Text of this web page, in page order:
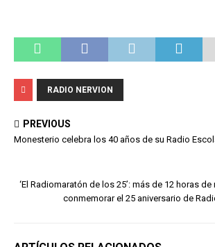
RADIO NERVION
PREVIOUS
Monesterio celebra los 40 años de su Radio
‘El Radiomaratón de los 25’: más de 12 horas
conmemorar el 25 aniversario de